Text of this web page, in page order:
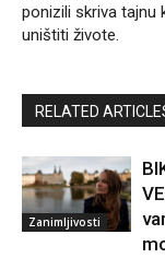
ponizili skriva tajnu
uništiti živote.
RELATED
Zanimljivosti